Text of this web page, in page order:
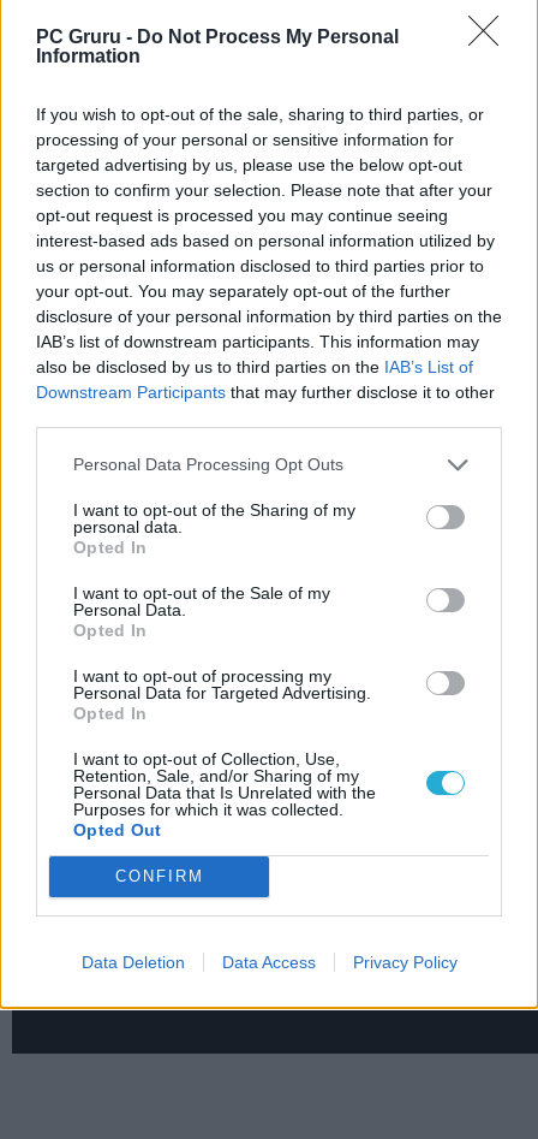
PC Gruru - Do Not Process My Personal
Information
If you wish to opt-out of the sale, sharing to third parties, or
processing of your personal or sensitive information for
targeted advertising by us, please use the below opt-out
section to confirm your selection. Please note that after your
opt-out request is processed you may continue seeing
interest-based ads based on personal information utilized by
us or personal information disclosed to third parties prior to
your opt-out. You may separately opt-out of the further
disclosure of your personal information by third parties on the
IAB’s list of downstream participants. This information may
also be disclosed by us to third parties on the IAB’s List of
Downstream Participants that may further disclose it to other
Personal Data Processing Opt Outs
I want to opt-out of the Sharing of my
personal data.
Opted In
I want to opt-out of the Sale of my
Personal Data.
Opted In
I want to opt-out of processing my
Personal Data for Targeted Advertising.
Opted In
I want to opt-out of Collection, Use,
Retention, Sale, and/or Sharing of my
Personal Data that Is Unrelated with the
Purposes for which it was collected.
Opted Out
CONFIRM
Data Deletion Data Access Privacy Policy
Szerző:LeEcoBo
Dátum:2024.02.06 11:00
Csapd be az AI-t! Állítsd be itt, hogy a PC
Guru tartalmairól véletlenül se maradj le
a Google-ben.
KAPCSOLÓDÓ HÍREK
Az öbölháború időszakába kalauzolhat a
következő Call of Duty-epizód
Majdnem kaptunk egy live-service Call of
Duty-játékot zombikkal
száma a Call of Dutyban
Új pályákkal és Hordepoint-móddal jön a
Season 2 a Call of Dutyba
LEGFRISSEBB VIDEÓNK